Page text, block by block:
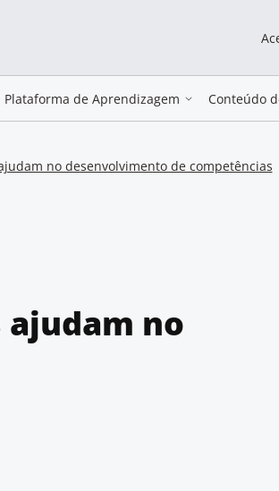
Plataforma de Aprendizagem Conteúdo
no desenvolvimento de competências
ajudam no